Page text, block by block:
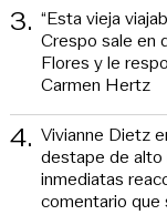
3. “Esta vieja
Crespo sale en
Flores y le
Carmen Hertz
4. Vivianne Dietz
destape de
inmediatas
comentario que